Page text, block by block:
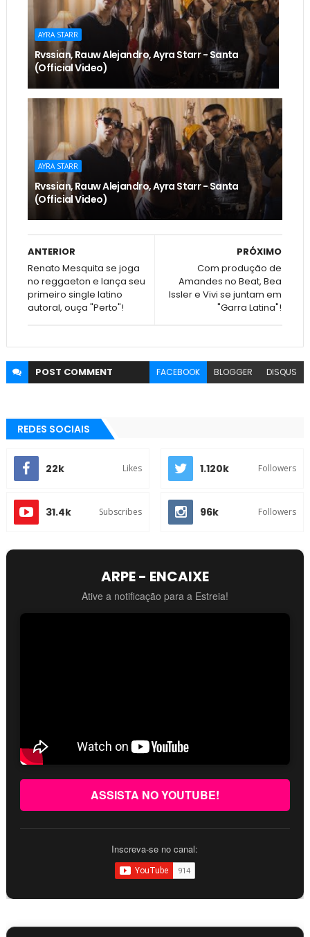
AYRA STARR
Rvssian, Rauw Alejandro, Ayra Starr - Santa
(Official Video)
AYRA STARR
Rvssian, Rauw Alejandro, Ayra Starr - Santa
(Official Video)
PRÓXIMO
Com produção de
Amandes no Beat, Bea
Issler e Vivi se juntam em
"Garra Latina"!
ANTERIOR
Renato Mesquita se joga
no reggaeton e lança seu
primeiro single latino
autoral, ouça "Perto"!
POST COMMENT FACEBOOK BLOGGER DISQUS
REDES SOCIAIS
22k Likes 1.120k Followers
31.4k Subscribes 96k Followers
ARPE - ENCAIXE
Ative a notificação para a Estreia!
ASSISTA NO YOUTUBE!
Inscreva-se no canal: